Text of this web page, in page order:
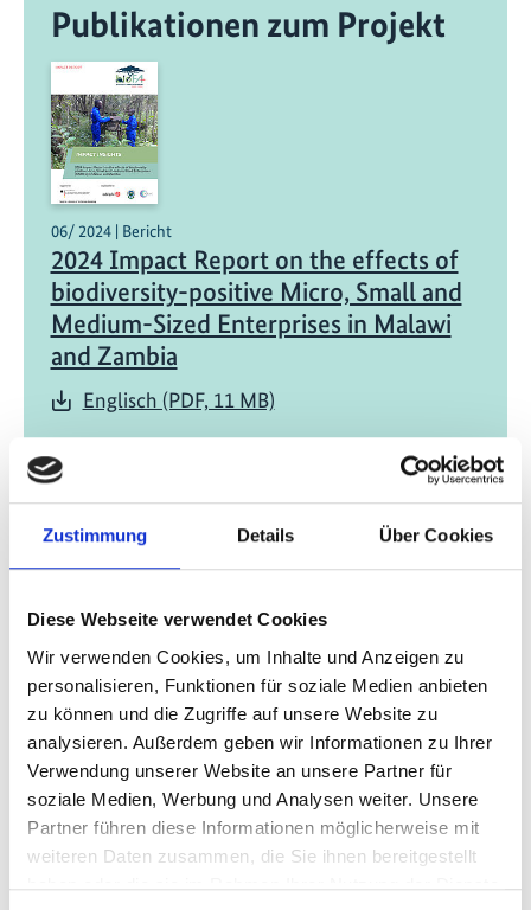
Zustimmung Details Über Cookies
Diese Webseite verwendet Cookies
Wir verwenden Cookies, um Inhalte und Anzeigen zu
personalisieren, Funktionen für soziale Medien anbieten
zu können und die Zugriffe auf unsere Website zu
analysieren. Außerdem geben wir Informationen zu Ihrer
Verwendung unserer Website an unsere Partner für
soziale Medien, Werbung und Analysen weiter. Unsere
Partner führen diese Informationen möglicherweise mit
weiteren Daten zusammen, die Sie ihnen bereitgestellt
haben oder die sie im Rahmen Ihrer Nutzung der Dienste
Publikationen zum Projekt
06/ 2024 | Bericht
2024 Impact Report on the effects of
biodiversity-positive Micro, Small and
Medium-Sized Enterprises in Malawi
and Zambia
Englisch (PDF, 11 MB)
01/ 2022 | Publikations-Typen | Studie
Filling the Missing Middle - Innovative
financing for small and growing
biodiversity enterprises in Zambia
Financing Gap
Englisch (PDF, 7 MB)